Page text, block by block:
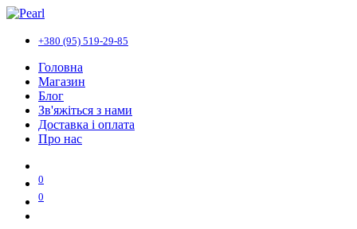
+380 (95) 519-29-85
Головна
Магазин
Блог
Зв'яжіться з нами
Доставка і оплата
Про нас
0
0